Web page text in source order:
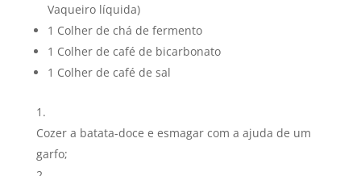
Vaqueiro líquida)
1 Colher de chá de fermento
1 Colher de café de bicarbonato
1 Colher de café de sal
Cozer a batata-doce e esmagar com a ajuda de um
garfo;